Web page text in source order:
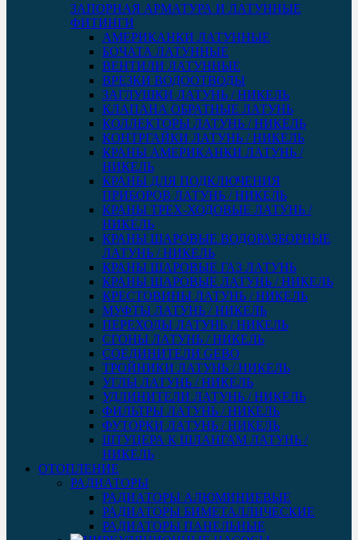
ЗАПОРНАЯ АРМАТУРА И ЛАТУННЫЕ
ФИТИНГИ
АМЕРИКАНКИ ЛАТУННЫЕ
БОЧАТА ЛАТУННЫЕ
ВЕНТИЛИ ЛАТУННЫЕ
ВРЕЗКИ ВОДООТВОДЫ
ЗАГЛУШКИ ЛАТУНЬ / НИКЕЛЬ
КЛАПАНА ОБРАТНЫЕ ЛАТУНЬ
КОЛЛЕКТОРЫ ЛАТУНЬ / НИКЕЛЬ
КОНТРГАЙКИ ЛАТУНЬ / НИКЕЛЬ
КРАНЫ АМЕРИКАНКИ ЛАТУНЬ /
НИКЕЛЬ
КРАНЫ ДЛЯ ПОДКЛЮЧЕНИЯ
ПРИБОРОВ ЛАТУНЬ / НИКЕЛЬ
КРАНЫ ТРЕХ-ХОДОВЫЕ ЛАТУНЬ /
НИКЕЛЬ
КРАНЫ ШАРОВЫЕ ВОДОРАЗБОРНЫЕ
ЛАТУНЬ / НИКЕЛЬ
КРАНЫ ШАРОВЫЕ ГАЗ ЛАТУНЬ
КРАНЫ ШАРОВЫЕ ЛАТУНЬ / НИКЕЛЬ
КРЕСТОВИНЫ ЛАТУНЬ / НИКЕЛЬ
МУФТЫ ЛАТУНЬ / НИКЕЛЬ
ПЕРЕХОДЫ ЛАТУНЬ / НИКЕЛЬ
СГОНЫ ЛАТУНЬ / НИКЕЛЬ
СОЕДИНИТЕЛИ GEBO
ТРОЙНИКИ ЛАТУНЬ / НИКЕЛЬ
УГЛЫ ЛАТУНЬ / НИКЕЛЬ
УДЛИНИТЕЛИ ЛАТУНЬ / НИКЕЛЬ
ФИЛЬТРЫ ЛАТУНЬ / НИКЕЛЬ
ФУТОРКИ ЛАТУНЬ / НИКЕЛЬ
ШТУЦЕРА К ШЛАНГАМ ЛАТУНЬ /
НИКЕЛЬ
ОТОПЛЕНИЕ
РАДИАТОРЫ
РАДИАТОРЫ АЛЮМИНИЕВЫЕ
РАДИАТОРЫ БИМЕТАЛЛИЧЕСКИЕ
РАДИАТОРЫ ПАНЕЛЬНЫЕ